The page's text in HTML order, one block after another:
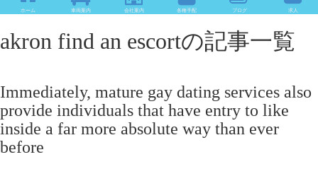
ホーム 車両案内 会社案内 各種手配 ブログ 求人
akron find an escortの記事一覧
Immediately, mature gay dating services also
provide individuals that have entry to like
inside a far more absolute way than ever
before